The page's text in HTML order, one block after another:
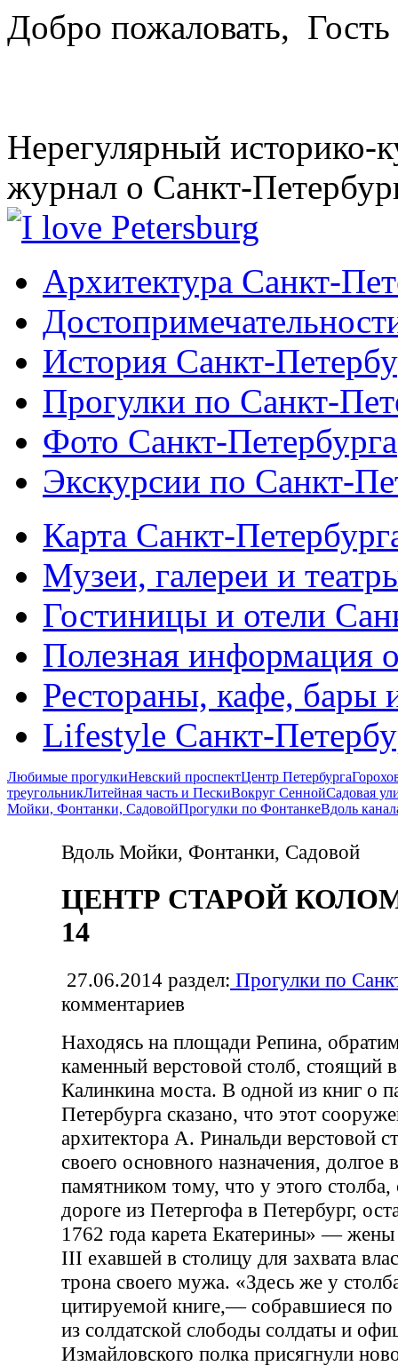
Добро пожаловать, Гость
Нерегулярный историко-
журнал о Санкт-
Архитектура Санкт-
История Санкт-
Прогулки по Санкт-
Фото Санкт-Петербурга
Экскурсии по Санкт-
Карта Санкт-
Музеи, галереи и
Гостиницы и отели
Полезная информация
Рестораны, кафе, бары
Lifestyle Санкт-
Любимые прогулкиНевский проспектЦентр Петербурга
треугольникЛитейная часть и ПескиВокруг СеннойСадовая
Мойки, Фонтанки, СадовойПрогулки по ФонтанкеВдоль
Вдоль Мойки, Фонтанки, Садовой
ЦЕНТР СТАРОЙ
14
27.06.2014 раздел: Прогулки по
комментариев
Находясь на площади Репина,
каменный верстовой столб, стоящий
Калинкина моста. В одной из книг о
Петербурга сказано, что этот
архитектора А. Ринальди верстовой
своего основного назначения, долгое
памятником тому, что у этого столба,
дороге из Петергофа в Петербург,
1762 года карета Екатерины» —
III ехавшей в столицу для захвата
трона своего мужа. «Здесь же у
цитируемой книге,— собравшиеся
из солдатской слободы солдаты и
Измайловского полка присягнули